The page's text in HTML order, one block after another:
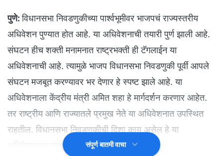
पुणे: विधानसभा निवडणुकीच्या पार्श्वभूमीवर भाजपचं राज्यस्तरीय
अधिवेशन पुण्यात होत आहे. या अधिवेशनाची तयारी पुर्ण झाली आहे.
संघटन हीच शक्ती मनामनात राष्ट्रभक्ती ही टॅगलाईन या
अधिवेशनाची आहे. त्यामुळे भाजप विधानसभा निवडणुकी पूर्वी आपले
संघटन मजबूत करण्यावर भर देणार हे स्पष्ट झाले आहे. या
अधिवेशनाला केंद्रीय मंत्री अमित शहा हे मार्गदर्शन करणार आहेत.
तर राष्ट्रीय आणि राज्यातले प्रमुख नेते या अधिवेशनात उपस्थित
राहतील. विधानसभा निवडणुकीची दिशा काय असेल हे या
अधिवेशनातून स्पष्ट होणार आहे.
संपूर्ण बातमी वाचा